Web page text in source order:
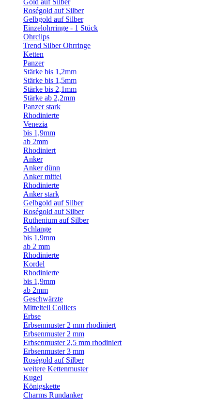
Roségold auf Silber
Gelbgold auf Silber
Einzelohrringe - 1 Stück
Ohrclips
Trend Silber Ohrringe
Ketten
Panzer
Stärke bis 1,2mm
Stärke bis 1,5mm
Stärke bis 2,1mm
Stärke ab 2,2mm
Panzer stark
Rhodinierte
Venezia
bis 1,9mm
ab 2mm
Rhodiniert
Anker
Anker dünn
Anker mittel
Rhodinierte
Anker stark
Gelbgold auf Silber
Roségold auf Silber
Ruthenium auf Silber
Schlange
bis 1,9mm
ab 2 mm
Rhodinierte
Kordel
Rhodinierte
bis 1,9mm
ab 2mm
Geschwärzte
Mittelteil Colliers
Erbse
Erbsenmuster 2 mm rhodiniert
Erbsenmuster 2 mm
Erbsenmuster 2,5 mm rhodiniert
Erbsenmuster 3 mm
Roségold auf Silber
weitere Kettenmuster
Kugel
Königskette
Charms Rundanker